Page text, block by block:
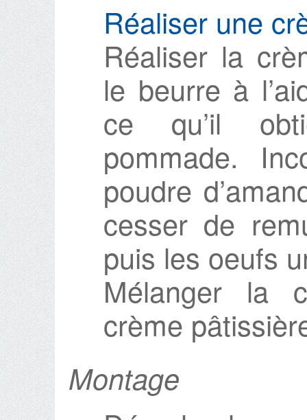
Réaliser une
Réaliser la
le beurre à
ce qu’il
pommade.
poudre
cesser de
puis les oeufs
Mélanger la
crème
Montage